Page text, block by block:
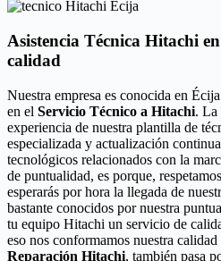
Asistencia Técnica Hitachi
calidad
Nuestra empresa es conocida en
en el Servicio Técnico a Hitachi. La
experiencia de nuestra plantilla de
especializada y actualización
tecnológicos relacionados con la
de puntualidad, es porque,
esperarás por hora la llegada de
bastante conocidos por nuestra
tu equipo Hitachi un servicio de
eso nos conformamos nuestra calidad
Reparación Hitachi, también pasa